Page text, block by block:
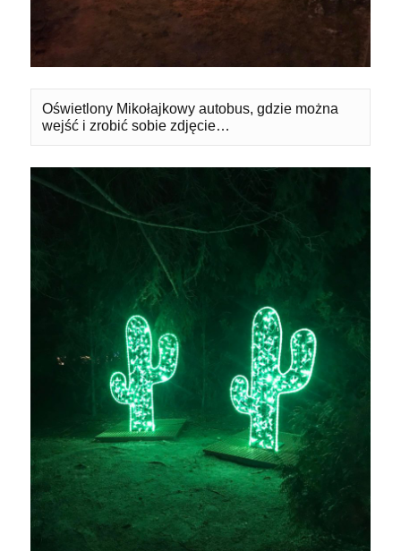
Oświetlony Mikołajkowy autobus, gdzie można
wejść i zrobić sobie zdjęcie…